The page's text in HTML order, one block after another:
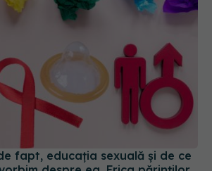
fapt, educația sexuală și de ce
despre ea. Frica părinților,
și rușinea societății care o
subiect tabu